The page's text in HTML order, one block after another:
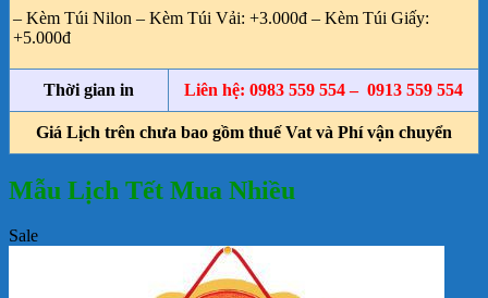
– Kèm Túi Nilon – Kèm Túi Vải: +3.000đ – Kèm Túi Giấy:
+5.000đ
Thời gian in Liên hệ: 0983 559 554 – 0913 559 554
Giá Lịch trên chưa bao gồm thuế Vat và Phí vận chuyển
Mẫu Lịch Tết Mua Nhiều
Sale